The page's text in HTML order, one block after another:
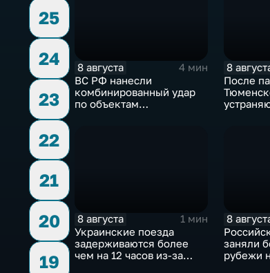
25
24
23
22
21
20
19
8 августа
4 мин
ВС РФ нанесли
комбинированный удар
по объектам
8
После
8 августа
1 мин
Украинские поезда
задерживаются более
чем на 12 часов из-за
8
заняли
рубежи